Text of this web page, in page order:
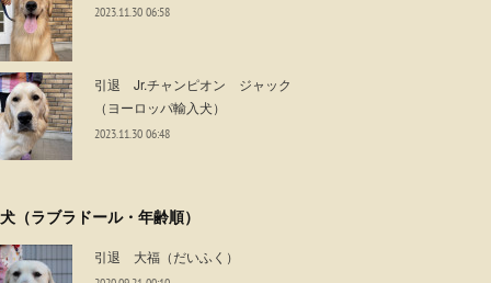
2023.11.30 06:58
引退 Jr.チャンピオン ジャック
（ヨーロッパ輸入犬）
2023.11.30 06:48
（ラブラドール・年齢順）
引退 大福（だいふく）